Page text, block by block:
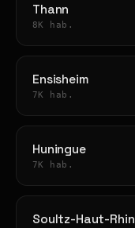
Thann
8K hab.
Ensisheim
7K hab.
Huningue
7K hab.
Soultz-Haut-Rhin